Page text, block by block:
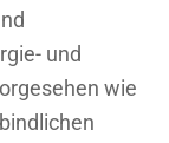
und
wie